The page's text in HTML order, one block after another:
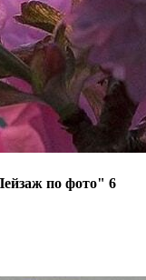
по фото" 6